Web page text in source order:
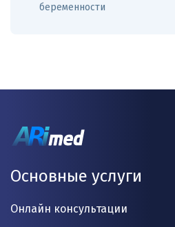
беременности
Основные услуги
Онлайн консультации